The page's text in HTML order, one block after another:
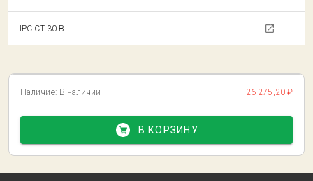
IPC CT 30 B
Наличие: В наличии 26 275,20 ₽
В КОРЗИНУ